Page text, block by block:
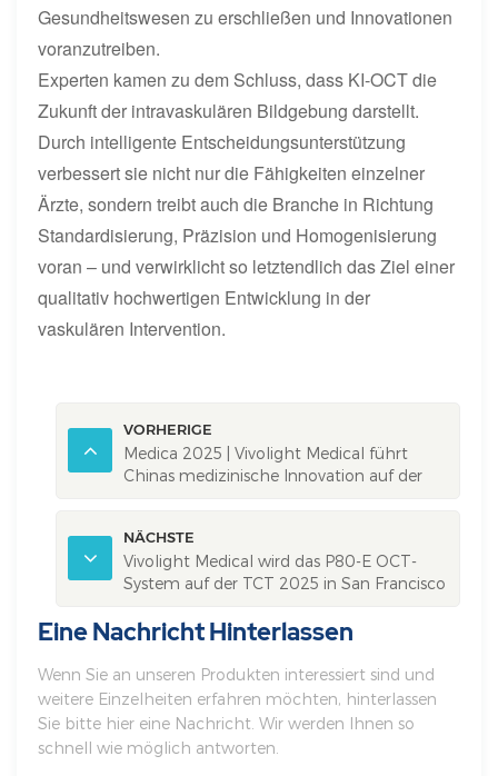
Gesundheitswesen zu erschließen und Innovationen
voranzutreiben.
Experten kamen zu dem Schluss, dass KI-OCT die
Zukunft der intravaskulären Bildgebung darstellt.
Durch intelligente Entscheidungsunterstützung
verbessert sie nicht nur die Fähigkeiten einzelner
Ärzte, sondern treibt auch die Branche in Richtung
Standardisierung, Präzision und Homogenisierung
voran – und verwirklicht so letztendlich das Ziel einer
qualitativ hochwertigen Entwicklung in der
vaskulären Intervention.
VORHERIGE
Medica 2025 | Vivolight Medical führt
Chinas medizinische Innovation auf der
NÄCHSTE
Vivolight Medical wird das P80-E OCT-
System auf der TCT 2025 in San Francisco
Eine Nachricht Hinterlassen
Wenn Sie an unseren Produkten interessiert sind und
weitere Einzelheiten erfahren möchten, hinterlassen
Sie bitte hier eine Nachricht. Wir werden Ihnen so
schnell wie möglich antworten.